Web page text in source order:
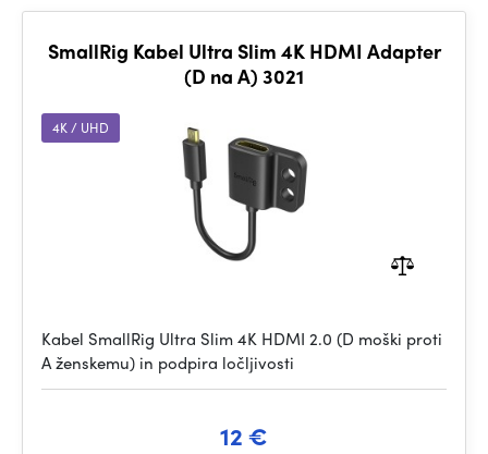
SmallRig Kabel Ultra Slim 4K HDMI Adapter
(D na A) 3021
4K / UHD
Kabel SmallRig Ultra Slim 4K HDMI 2.0 (D moški proti
A ženskemu) in podpira ločljivosti
12 €